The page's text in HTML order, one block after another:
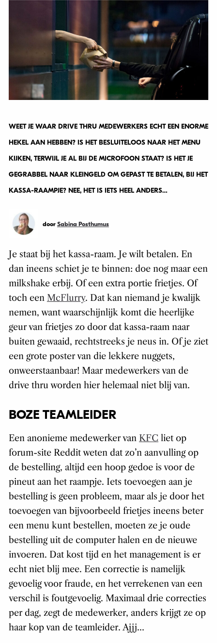
WEET JE WAAR DRIVE THRU MEDEWERKERS ECHT EEN ENORME
HEKEL AAN HEBBEN? IS HET BESLUITELOOS NAAR HET MENU
KIJKEN, TERWIJL JE AL BIJ DE MICROFOON STAAT? IS HET JE
GEGRABBEL NAAR KLEINGELD OM GEPAST TE BETALEN, BIJ HET
KASSA-RAAMPJE? NEE, HET IS IETS HEEL ANDERS…
door Sabina Posthumus
Je staat bij het kassa-raam. Je wilt betalen. En
dan ineens schiet je te binnen: doe nog maar een
milkshake erbij. Of een extra portie frietjes. Of
toch een McFlurry. Dat kan niemand je kwalijk
nemen, want waarschijnlijk komt die heerlijke
geur van frietjes zo door dat kassa-raam naar
buiten gewaaid, rechtstreeks je neus in. Of je ziet
een grote poster van die lekkere nuggets,
onweerstaanbaar! Maar medewerkers van de
drive thru worden hier helemaal niet blij van.
BOZE TEAMLEIDER
Een anonieme medewerker van KFC liet op
forum-site Reddit weten dat zo’n aanvulling op
de bestelling, altijd een hoop gedoe is voor de
pineut aan het raampje. Iets toevoegen aan je
bestelling is geen probleem, maar als je door het
toevoegen van bijvoorbeeld frietjes ineens beter
een menu kunt bestellen, moeten ze je oude
bestelling uit de computer halen en de nieuwe
invoeren. Dat kost tijd en het management is er
echt niet blij mee. Een correctie is namelijk
gevoelig voor fraude, en het verrekenen van een
verschil is foutgevoelig. Maximaal drie correcties
per dag, zegt de medewerker, anders krijgt ze op
haar kop van de teamleider. Ajjj…